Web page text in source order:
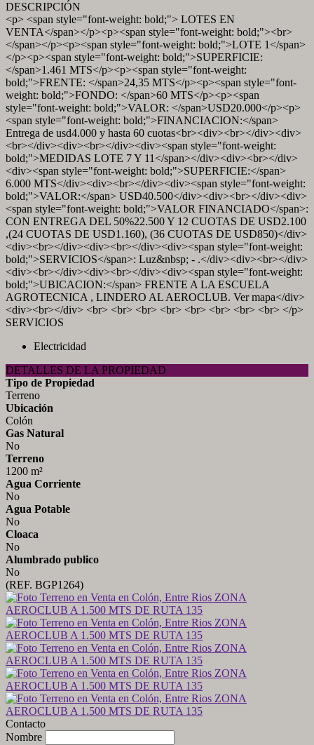
DESCRIPCIÓN
<p> <span style="font-weight: bold;"> LOTES EN
VENTA</span></p><p><span style="font-weight: bold;"><br>
</span></p><p><span style="font-weight: bold;">LOTE 1</span>
</p><p><span style="font-weight: bold;">SUPERFICIE:
</span>1.461 MTS</p><p><span style="font-weight:
bold;">FRENTE: </span>24,35 MTS</p><p><span style="font-
weight: bold;">FONDO: </span>60 MTS</p><p><span
style="font-weight: bold;">VALOR: </span>USD20.000</p><p>
<span style="font-weight: bold;">FINANCIACION:</span>
Entrega de usd4.000 y hasta 60 cuotas<br><div><br></div><div>
<br></div><div><br></div><div><span style="font-weight:
bold;">MEDIDAS LOTE 7 Y 11</span></div><div><br></div>
<div><span style="font-weight: bold;">SUPERFICIE:</span>
6.000 MTS</div><div><br></div><div><span style="font-weight:
bold;">VALOR:</span> USD40.500</div><div><br></div><div>
<span style="font-weight: bold;">VALOR FINANCIADO</span>:
CON ENTREGA DEL 50%22.500 Y 12 CUOTAS DE USD2.100
,(24 CUOTAS DE USD1.160), (36 CUOTAS DE USD850)</div>
<div><br></div><div><br></div><div><span style="font-weight:
bold;">SERVICIOS</span>: Luz&nbsp; - .</div><div><br></div>
<div><br></div><div><br></div><div><span style="font-weight:
bold;">UBICACION:</span> FRENTE A LA ESCUELA
AGROTECNICA , LINDERO AL AEROCLUB. Ver mapa</div>
<div><br></div> <br> <br> <br> <br> <br> <br> <br> <br> </p>
SERVICIOS
Electricidad
DETALLES DE LA PROPIEDAD
Tipo de Propiedad
Terreno
Ubicación
Colón
Gas Natural
No
Terreno
1200 m²
Agua Corriente
No
Agua Potable
No
Cloaca
No
Alumbrado publico
No
(REF. BGP1264)
Contacto
Nombre